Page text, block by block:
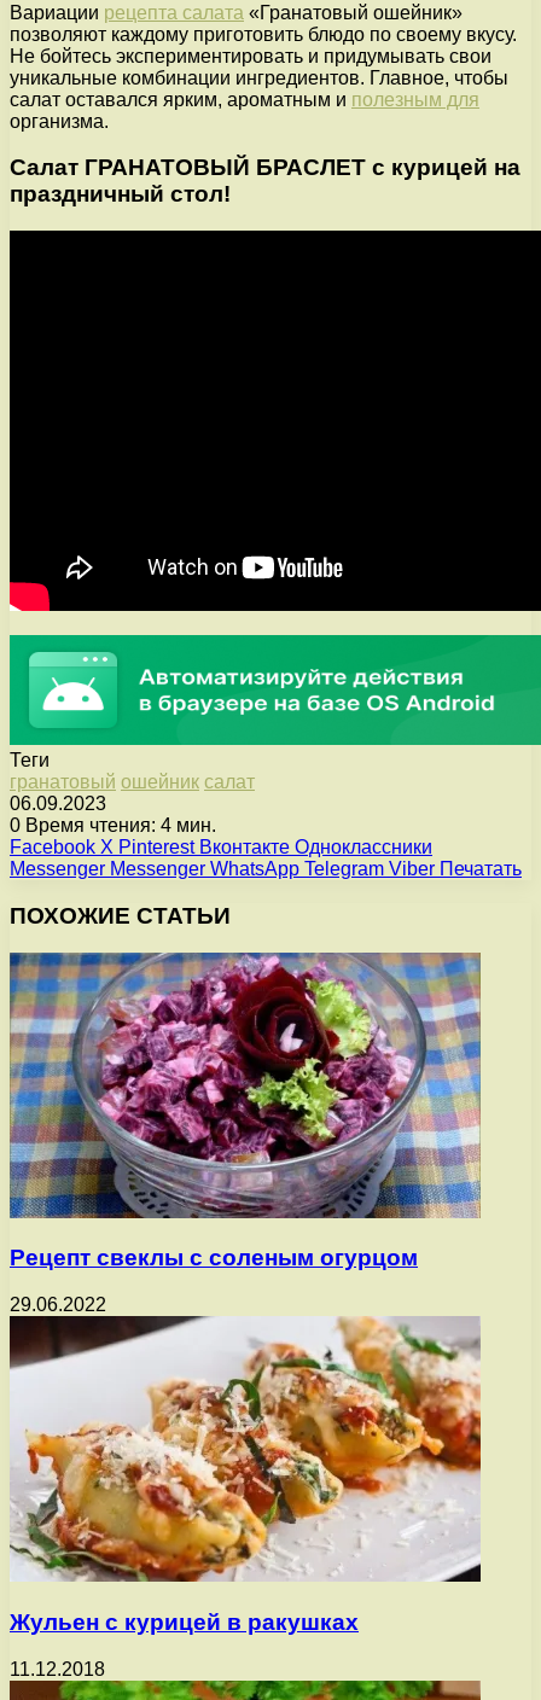
Вариации рецепта салата «Гранатовый ошейник»
позволяют каждому приготовить блюдо по своему вкусу.
Не бойтесь экспериментировать и придумывать свои
уникальные комбинации ингредиентов. Главное, чтобы
салат оставался ярким, ароматным и полезным для
организма.
Салат ГРАНАТОВЫЙ БРАСЛЕТ с курицей на
праздничный стол!
Теги
гранатовый ошейник салат
06.09.2023
0 Время чтения: 4 мин.
Facebook X Pinterest Вконтакте Одноклассники
Messenger Messenger WhatsApp Telegram Viber Печатать
ПОХОЖИЕ СТАТЬИ
Рецепт свеклы с соленым огурцом
29.06.2022
Жульен с курицей в ракушках
11.12.2018